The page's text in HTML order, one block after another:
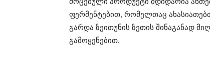
ფერმენტებით, რომელთაც
გარდა ზეითუნის ზეთის შინაგანად
გამოყენებით.